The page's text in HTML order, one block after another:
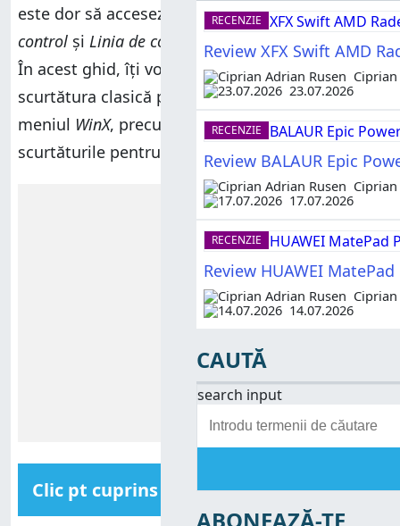
este dor să acceseze cu ușurințăPanoul de
control și Linia de comandă
, continuă să citești.
În acest ghid, îți voi arăta cum să reintroduci
scurtătura clasică pentruPanoul de controlîn
meniul WinX, precum și cum să comuți între
scurtăturile pentru
și PowerShellîn WinX
Reclamă
Clic pt cuprins
RECENZIE
Review XFX Swift AMD
23.07.2026
RECENZIE
Review BALAUR Epic
17.07.2026
RECENZIE
Review HUAWEI
14.07.2026
CAUTĂ
search input
ABONEAZĂ-TE